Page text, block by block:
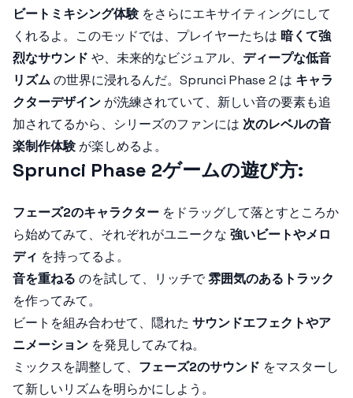
ビートミキシング体験をさらにエキサイティングにして
くれるよ。このモッドでは、プレイヤーたちは 暗くて強
烈なサウンド や、未来的なビジュアル、 ディープな低音
リズムの世界に浸れるんだ。Sprunci Phase 2 は キャラ
クターデザイン が洗練されていて、新しい音の要素も追
加されてるから、シリーズのファンには 次のレベルの音
楽制作体験が楽しめるよ。
Sprunci Phase 2ゲームの遊び方:
フェーズ2のキャラクター をドラッグして落とすところか
ら始めてみて、それぞれがユニークな 強いビートやメロ
ディ を持ってるよ。
音を重ねる のを試して、リッチで雰囲気のあるトラック
を作ってみて。
ビートを組み合わせて、隠れた サウンドエフェクトやア
ニメーション を発見してみてね。
ミックスを調整して、 フェーズ2のサウンド をマスターし
て新しいリズムを明らかにしよう。